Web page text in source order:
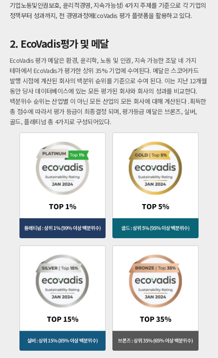
기업노동및인권보호, 윤리적경영, 지속가능성) 4가지 주제를 기준으로 각 기업의
정책부터 성과까지, 전 경영과정에EcoVadis 평가 플랫폼을 활용하고 있다.
2. EcoVadis평가 및 메달
EcoVadis 평가 메달은 환경, 윤리학, 노동 및 인권, 지속 가능한 조달 네 가지
테마에서 EcoVadis가 평가한 상위 35% 기업에 수여된다. 메달은 스코어카드
발행 시점에 계산된 회사의 백분위 순위를 기준으로 수여 된다. 이는 지난 12개월
동안 당사 데이터베이스에 있는 모든 평가된 회사와 회사의 성과를 비교한다.
백분위수 순위는 산업별 이 아닌 모든 산업의 모든 회사에 대해 계산된다 .획득한
총 점수에 따라서 평가 등급이 최종결정 되며, 평가등급 메달은 브론즈, 실버,
골드, 플래티넘 총 4가지로 구성되어있다.